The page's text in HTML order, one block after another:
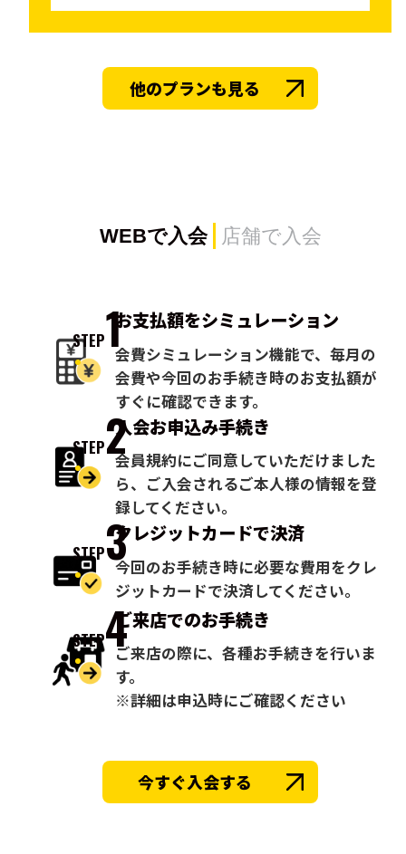
他のプランも見る
WEBで入会 店舗で入会
STEP1お支払額をシミュレーション
会費シミュレーション機能で、毎月の
会費や今回のお手続き時のお支払額が
すぐに確認できます。
STEP2入会お申込み手続き
会員規約にご同意していただけました
ら、ご入会されるご本人様の情報を登
録してください。
STEP3クレジットカードで決済
今回のお手続き時に必要な費用をクレ
ジットカードで決済してください。
STEP4ご来店でのお手続き
ご来店の際に、各種お手続きを行いま
す。
※詳細は申込時にご確認ください
今すぐ入会する